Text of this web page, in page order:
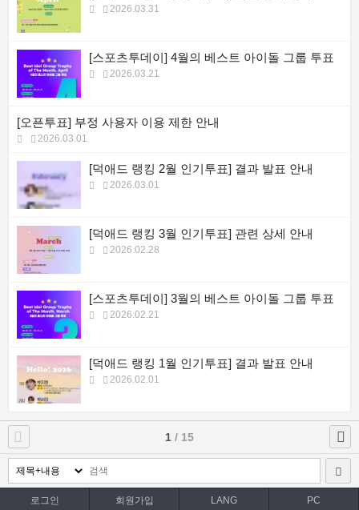
2026.03.31
[스포츠투데이] 4월의 베스트 아이돌 그룹 투표
2026.03.21
[오픈투표] 부정 사용자 이용 제한 안내
2026.03.01
[덕애드 랭킹 2월 인기투표] 결과 발표 안내
2026.03.01
[덕애드 랭킹 3월 인기투표] 관련 상세 안내
2026.02.28
[스포츠투데이] 3월의 베스트 아이돌 그룹 투표
2026.02.21
[덕애드 랭킹 1월 인기투표] 결과 발표 안내
2026.02.01
1 / 15
로그인 회원가입 LANG PC